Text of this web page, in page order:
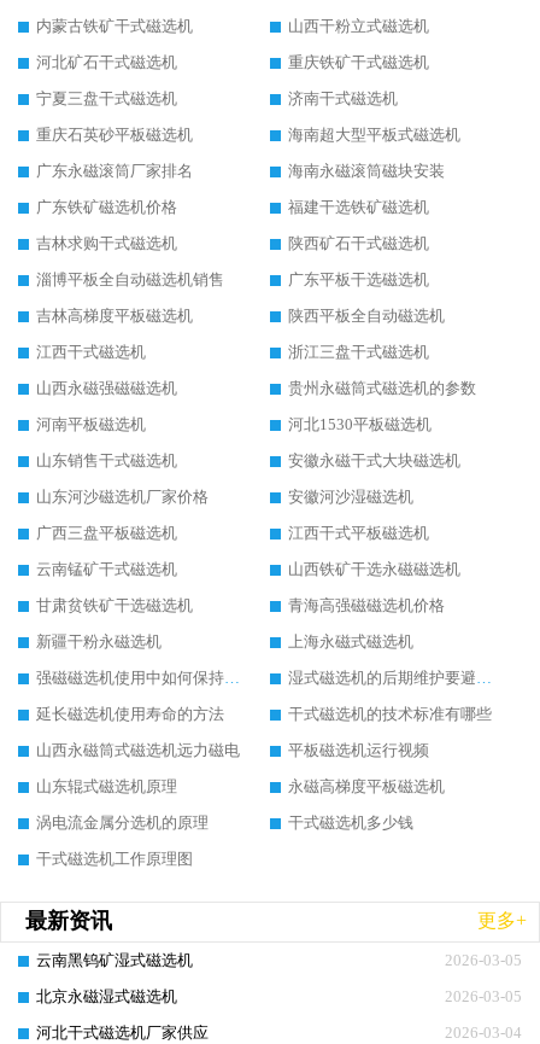
内蒙古铁矿干式磁选机
山西干粉立式磁选机
河北矿石干式磁选机
重庆铁矿干式磁选机
宁夏三盘干式磁选机
济南干式磁选机
重庆石英砂平板磁选机
海南超大型平板式磁选机
广东永磁滚筒厂家排名
海南永磁滚筒磁块安装
广东铁矿磁选机价格
福建干选铁矿磁选机
吉林求购干式磁选机
陕西矿石干式磁选机
淄博平板全自动磁选机销售
广东平板干选磁选机
吉林高梯度平板磁选机
陕西平板全自动磁选机
江西干式磁选机
浙江三盘干式磁选机
山西永磁强磁磁选机
贵州永磁筒式磁选机的参数
河南平板磁选机
河北1530平板磁选机
山东销售干式磁选机
安徽永磁干式大块磁选机
山东河沙磁选机厂家价格
安徽河沙湿磁选机
广西三盘平板磁选机
江西干式平板磁选机
云南锰矿干式磁选机
山西铁矿干选永磁磁选机
甘肃贫铁矿干选磁选机
青海高强磁磁选机价格
新疆干粉永磁选机
上海永磁式磁选机
强磁磁选机使用中如何保持其顺畅运行
湿式磁选机的后期维护要避开哪些坑
延长磁选机使用寿命的方法
干式磁选机的技术标准有哪些
山西永磁筒式磁选机远力磁电
平板磁选机运行视频
山东辊式磁选机原理
永磁高梯度平板磁选机
涡电流金属分选机的原理
干式磁选机多少钱
干式磁选机工作原理图
最新资讯 更多+
2026-03-05
云南黑钨矿湿式磁选机
2026-03-05
北京永磁湿式磁选机
2026-03-04
河北干式磁选机厂家供应